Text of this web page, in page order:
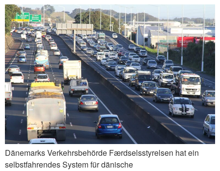
Dänemarks Verkehrsbehörde Færdselsstyrelsen hat ein
selbstfahrendes System für dänische